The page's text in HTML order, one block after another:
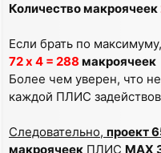
Количество макроячеек
Если брать по
72 х 4 = 288 макроячеек
Более чем уверен, что
каждой ПЛИС
Следовательно, проект
макроячеек ПЛИС MAX